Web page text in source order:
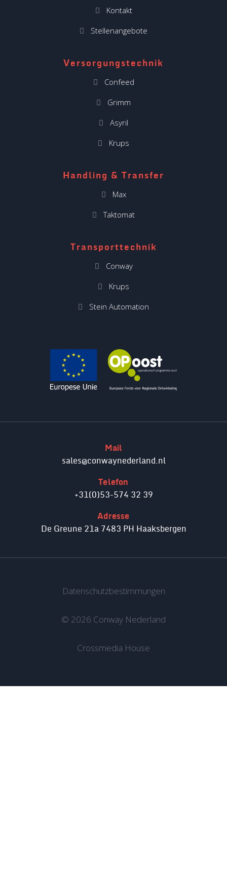
Kontakt
Stellenangebote
Versorgungstechnik
Confeed
Grimm
Asyril
Krups
Handling & Transfer
Max
Taktomat
Transporttechnik
Conway
Krups
Stein Automation
Mail
sales@conwaynederland.nl
Telefon
+31(0)53-574 32 39
Adresse
De Greune 21a 7483 PH Haaksbergen
Datenschutzbestimmungen
© 2026 Conway Nederland
Crossmedia House